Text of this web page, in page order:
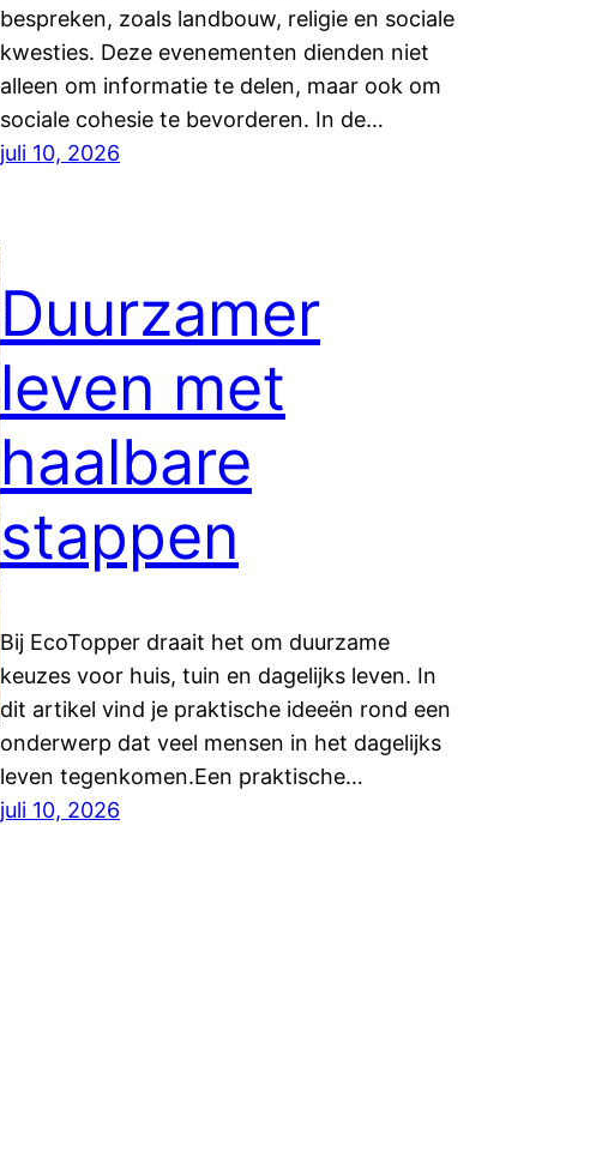
bespreken, zoals landbouw, religie en sociale
kwesties. Deze evenementen dienden niet
alleen om informatie te delen, maar ook om
sociale cohesie te bevorderen. In de…
juli 10, 2026
Duurzamer
leven met
haalbare
stappen
Bij EcoTopper draait het om duurzame
keuzes voor huis, tuin en dagelijks leven. In
dit artikel vind je praktische ideeën rond een
onderwerp dat veel mensen in het dagelijks
leven tegenkomen.Een praktische…
juli 10, 2026